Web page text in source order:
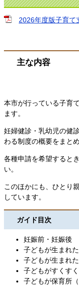
2026年度版子育て
主な内容
本市が行っている子育
ます。
妊婦健診・乳幼児の健
わる制度の概要をまと
各種申請を希望すると
い。
このほかにも、ひとり
しています。
ガイド目次
妊娠前・妊娠後
子どもが生まれ
子どもが生まれ
子どもがすくす
子どもが保育所